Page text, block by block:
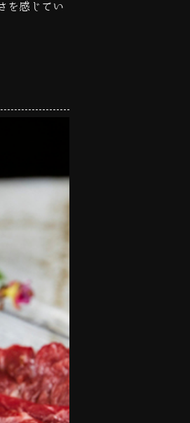
を感じてい